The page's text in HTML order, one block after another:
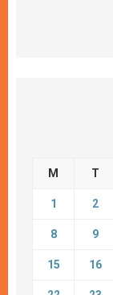
M T
1 2
8 9
15 16